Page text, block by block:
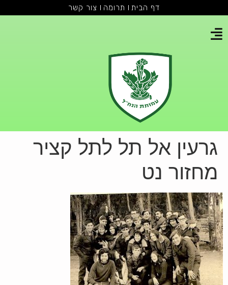
דף הבית תרומה צור קשר
גרעין אל תל לתל קציר
מחזור נט